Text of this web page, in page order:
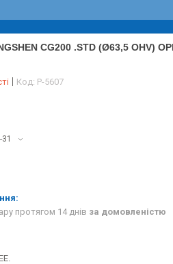
CG200 .STD (Ø63,5 OHV)
Код: P-5607
протягом 14 днів за домовленістю